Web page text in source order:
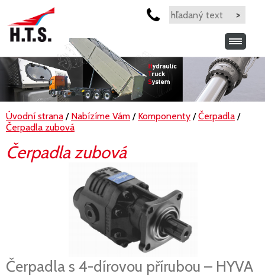
Úvodní strana / Nabízíme Vám / Komponenty /Čerpadla /
Čerpadla zubová
Čerpadla zubová
Čerpadla s 4-dírovou přírubou – HYVA